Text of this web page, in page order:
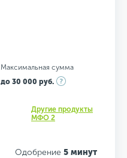
Максимальная сумма
до 30 000 руб.
Другие продукты
МФО 2
Одобрение 5 минут